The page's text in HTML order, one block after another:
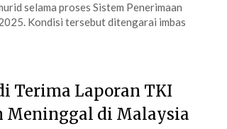
selama proses Sistem Penerimaan
Kondisi tersebut ditengarai imbas
Terima Laporan TKI
Meninggal di Malaysia